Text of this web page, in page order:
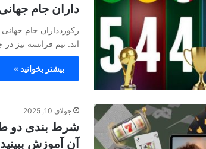
داران جام
رکوردداران جام جهانی
اند. تیم فرانسه نیز در جام جهانی
بیشتر بخوانید »
جولای 10, 2025
شرط بندی دو
آن آموزش